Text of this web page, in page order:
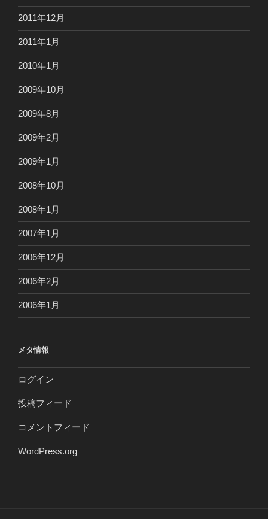
2011年12月
2011年1月
2010年1月
2009年10月
2009年8月
2009年2月
2009年1月
2008年10月
2008年1月
2007年1月
2006年12月
2006年2月
2006年1月
メタ情報
ログイン
投稿フィード
コメントフィード
WordPress.org